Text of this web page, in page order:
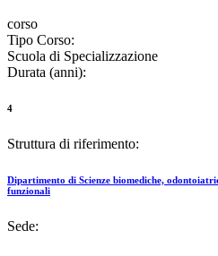
corso
Tipo Corso:
Scuola di Specializzazione
Durata (anni):
4
Struttura di riferimento:
Dipartimento di Scienze biomediche,
funzionali
Sede: